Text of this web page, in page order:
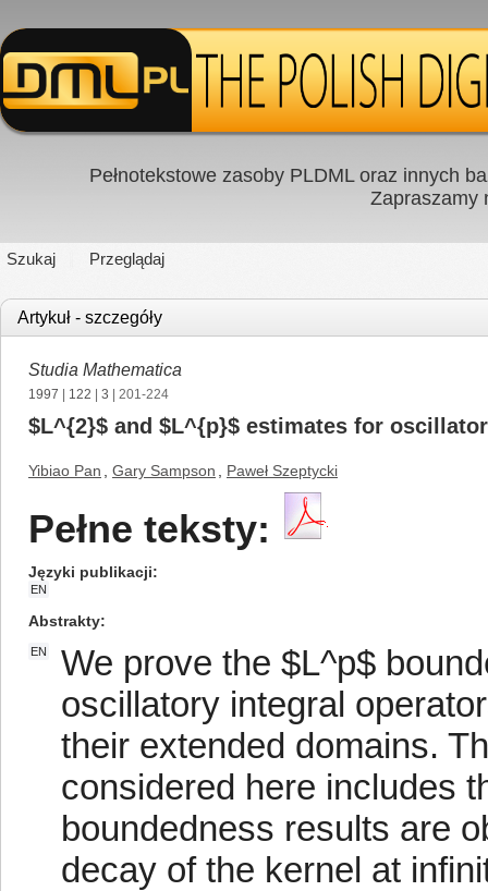
Pełnotekstowe zasoby PLDML oraz innych
Zapraszamy
Szukaj Przeglądaj
Artykuł - szczegóły
Studia Mathematica
1997 122 3 | 201-224
$L^{2}$ and $L^{p}$ estimates for
Yibiao Pan Gary Sampson Paweł Szeptycki
Pełne teksty:
Języki publikacji
EN
Abstrakty
EN
We prove the $L^p$
oscillatory integral
their extended domains.
considered here includes
boundedness results are
decay of the kernel at